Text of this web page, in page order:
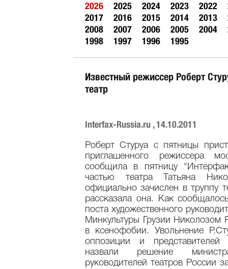
2026 2025 2024 2023 2022
2017
2016 2015 2014 2013
2008
2007 2006 2005 2004
1998
1997 1996 1995
Известный режиссер Роберт
театр
Interfax-Russia.ru , 14.10.2011
Роберт Стуруа с пятницы
приглашенного режиссера
сообщила в пятницу
частью театра Татьяна
официально зачислен в труппу
рассказала она. Как
поста художественного
Минкультуры Грузии Николозом
в ксенофобии. Увольнение
оппозиции и
назвали решение
руководителей театров России